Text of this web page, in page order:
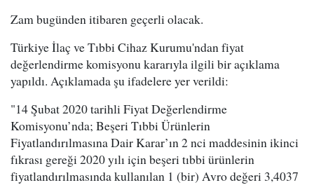
Zam bugünden itibaren geçerli olacak.
Türkiye İlaç ve Tıbbi Cihaz Kurumu'ndan fiyat
değerlendirme komisyonu kararıyla ilgili bir açıklama
yapıldı. Açıklamada şu ifadelere yer verildi:
"14 Şubat 2020 tarihli Fiyat Değerlendirme
Komisyonu’nda; Beşeri Tıbbi Ürünlerin
Fiyatlandırılmasına Dair Karar’ın 2 nci maddesinin ikinci
fıkrası gereği 2020 yılı için beşeri tıbbi ürünlerin
fiyatlandırılmasında kullanılan 1 (bir) Avro değeri 3,4037